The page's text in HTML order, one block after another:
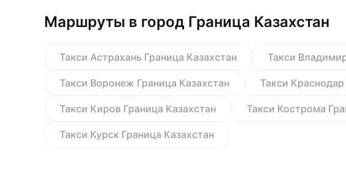
Маршруты в город Граница Казахстан
Такси Астрахань Граница Казахстан Такси
Такси Воронеж Граница Казахстан Такси
Такси Киров Граница Казахстан Такси Кострома
Такси Курск Граница Казахстан